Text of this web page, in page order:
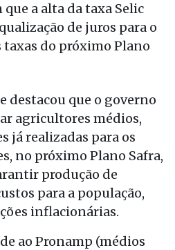
a alta da taxa Selic
de juros para o
taxas do próximo Plano
destacou que o governo
agricultores médios,
já realizadas para os
no próximo Plano Safra,
produção de
para a população,
inflacionárias.
ao Pronamp (médios